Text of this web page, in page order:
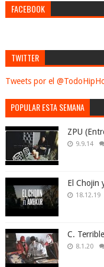
FACEBOOK
TWITTER
Tweets por el
POPULAR ESTA SEMANA
ZPU
9.9.14
El Chojin
18.12.19
C.
8.1.20